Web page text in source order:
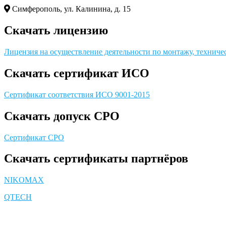
Симферополь, ул. Калинина, д. 15
Скачать лицензию
Лицензия на осуществление деятельности по монтажу,
Скачать сертификат ИСО
Сертификат соответствия ИСО 9001-2015
Скачать допуск СРО
Сертификат СРО
Скачать сертификаты партнёров
NIKOMAX
QTECH